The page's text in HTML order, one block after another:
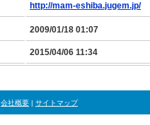
http://mam-eshiba.jugem.jp/
2009/01/18 01:07
2015/04/06 11:34
会社概要 | サイトマップ